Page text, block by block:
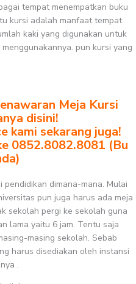
tempat menempatkan buku
kursi adalah manfaat tempat
kaki yang digunakan untuk
pun kursi yang
Meja Kursi
disini!
kami sekarang juga!
0852.8082.8081 (Bu
dimana-mana. Mulai
pun juga harus ada meja
sekolah pergi ke sekolah guna
lama yaitu 6 jam. Tentu saja
masing sekolah. Sebab
harus disediakan oleh instansi
.